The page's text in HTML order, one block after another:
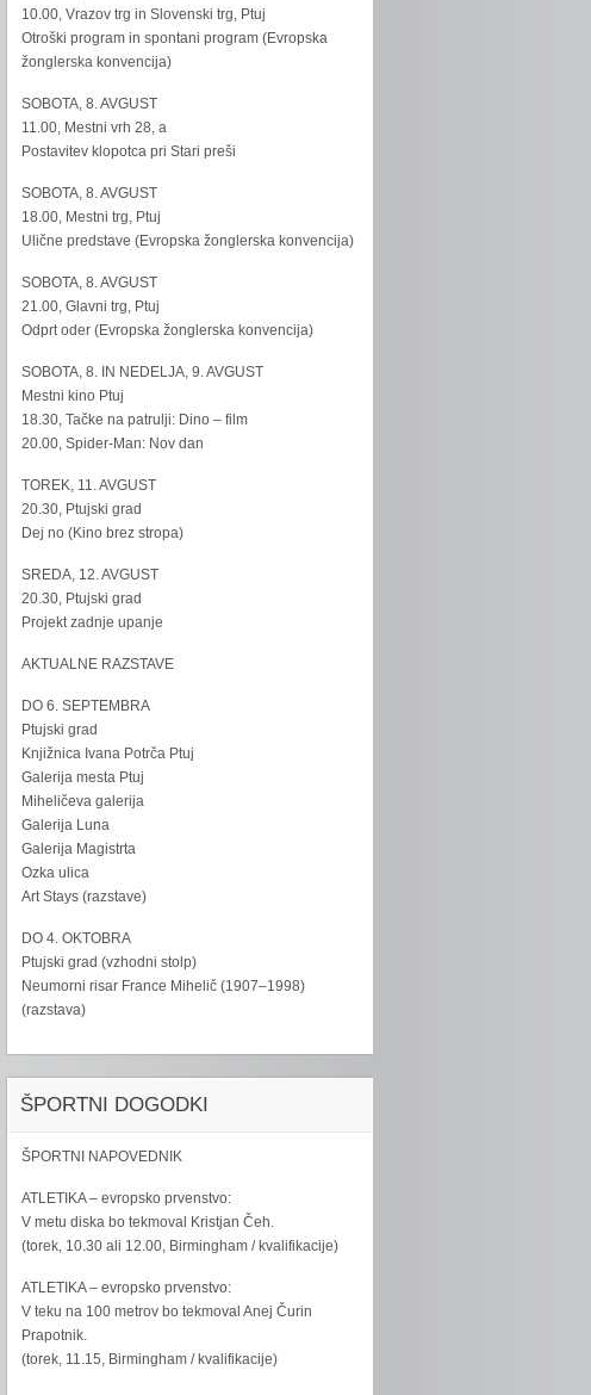
10.00, Vrazov trg in Slovenski trg, Ptuj
Otroški program in spontani program (Evropska
žonglerska konvencija)
SOBOTA, 8. AVGUST
11.00, Mestni vrh 28, a
Postavitev klopotca pri Stari preši
SOBOTA, 8. AVGUST
18.00, Mestni trg, Ptuj
Ulične predstave (Evropska žonglerska konvencija)
SOBOTA, 8. AVGUST
21.00, Glavni trg, Ptuj
Odprt oder (Evropska žonglerska konvencija)
SOBOTA, 8. IN NEDELJA, 9. AVGUST
Mestni kino Ptuj
18.30, Tačke na patrulji: Dino – film
20.00, Spider-Man: Nov dan
TOREK, 11. AVGUST
20.30, Ptujski grad
Dej no (Kino brez stropa)
SREDA, 12. AVGUST
20.30, Ptujski grad
Projekt zadnje upanje
AKTUALNE RAZSTAVE
DO 6. SEPTEMBRA
Ptujski grad
Knjižnica Ivana Potrča Ptuj
Galerija mesta Ptuj
Miheličeva galerija
Galerija Luna
Galerija Magistrta
Ozka ulica
Art Stays (razstave)
DO 4. OKTOBRA
Ptujski grad (vzhodni stolp)
Neumorni risar France Mihelič (1907–1998)
(razstava)
ŠPORTNI DOGODKI
ŠPORTNI NAPOVEDNIK
ATLETIKA – evropsko prvenstvo:
V metu diska bo tekmoval Kristjan Čeh.
(torek, 10.30 ali 12.00, Birmingham / kvalifikacije)
ATLETIKA – evropsko prvenstvo:
V teku na 100 metrov bo tekmoval Anej Čurin
Prapotnik.
(torek, 11.15, Birmingham / kvalifikacije)